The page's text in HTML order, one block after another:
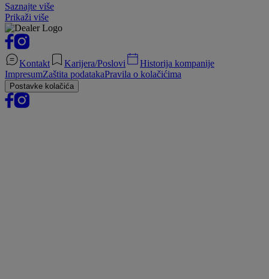
Saznajte više
Prikaži više
Kontakt Karijera/Poslovi
Historija kompanije
ImpresumZaštita podatakaPravila o kolačićima
Postavke kolačića